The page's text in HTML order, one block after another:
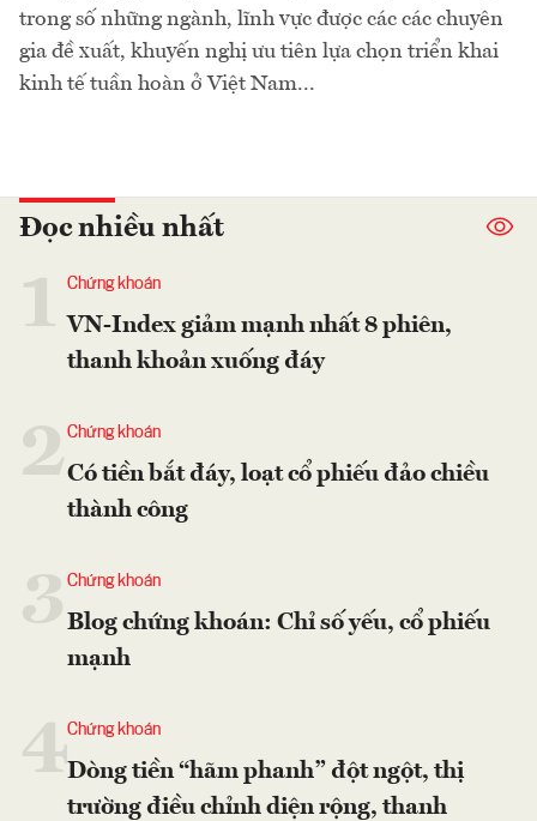
trong số những ngành, lĩnh vực được các các chuyên
gia đề xuất, khuyến nghị ưu tiên lựa chọn triển khai
kinh tế tuần hoàn ở Việt Nam...
Đọc nhiều nhất
Chứng khoán
VN-Index giảm mạnh nhất 8 phiên,
thanh khoản xuống đáy
2Chứng khoán
Có tiền bắt đáy, loạt cổ phiếu đảo chiều
thành công
Chứng khoán
Blog chứng khoán: Chỉ số yếu, cổ phiếu
mạnh
4Chứng khoán
Dòng tiền “hãm phanh” đột ngột, thị
trường điều chỉnh diện rộng, thanh